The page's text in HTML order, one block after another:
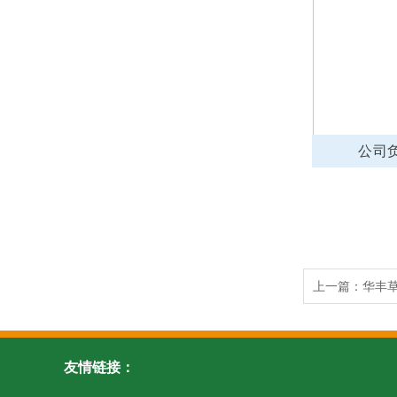
公司
上一篇： 华丰
友情链接：